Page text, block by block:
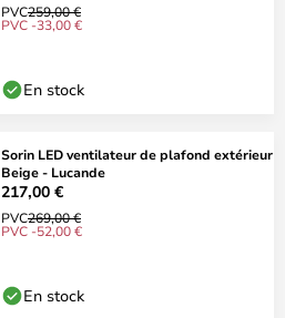
PVC259,00 €
PVC -33,00 €
En stock
Sorin LED ventilateur de plafond extérieur
Beige - Lucande
217,00 €
PVC269,00 €
PVC -52,00 €
En stock